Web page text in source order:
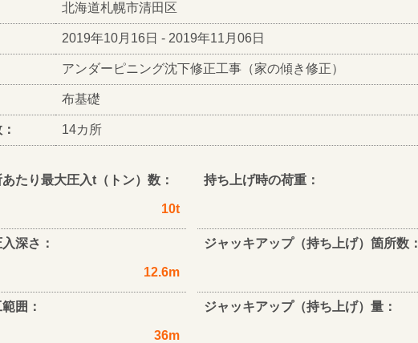
北海道札幌市清田区
2019年10月16日 - 2019年11月06日
アンダーピニング沈下修正工事（家の傾き修正）
布基礎
14カ所
たり最大圧入t（トン）数：
10t
深さ：
12.6m
囲：
36m
持ち上げ時の荷重：
ジャッキアップ（持ち上げ）箇所数：
ジャッキアップ（持ち上げ）量：